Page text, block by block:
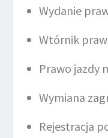
Wydanie
Wtórnik
Prawo jazdy
Wymiana
Rejestracja